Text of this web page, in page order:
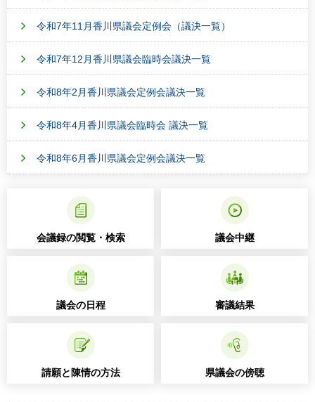
令和7年11月香川県議会定例会（議決一覧）
令和7年12月香川県議会臨時会議決一覧
令和8年2月香川県議会定例会議決一覧
令和8年4月香川県議会臨時会 議決一覧
令和8年6月香川県議会定例会議決一覧
会議録の閲覧・検索 議会中継
議会の日程 審議結果
請願と陳情の方法 県議会の傍聴